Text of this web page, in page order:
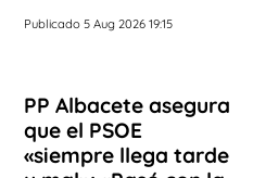
Publicado 5 Aug 2026 19:15
PP Albacete asegura
que el PSOE
«siempre llega tarde